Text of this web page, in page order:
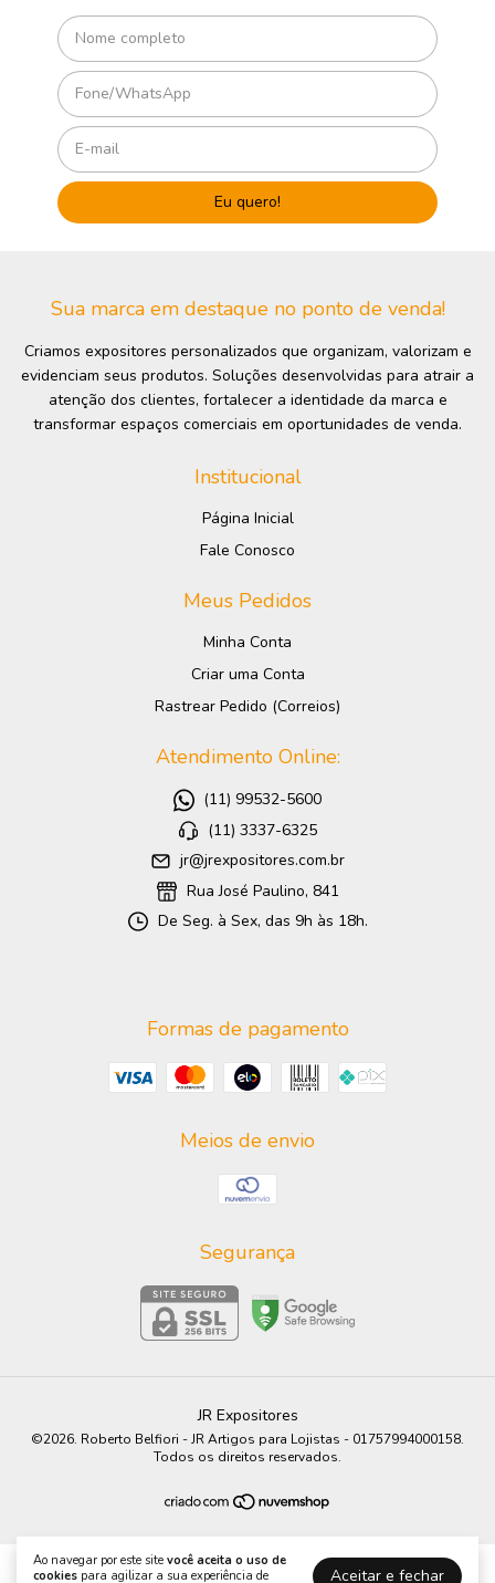
Ao navegar por este site você aceita o uso de
cookies para agilizar a sua experiência de Aceitar e fechar
Sua marca em destaque no ponto de venda!
Criamos expositores personalizados que organizam, valorizam e
evidenciam seus produtos. Soluções desenvolvidas para atrair a
atenção dos clientes, fortalecer a identidade da marca e
transformar espaços comerciais em oportunidades de venda.
Institucional
Página Inicial
Fale Conosco
Meus Pedidos
Minha Conta
Criar uma Conta
Rastrear Pedido (Correios)
Atendimento Online:
(11) 99532-5600
(11) 3337-6325
jr@jrexpositores.com.br
Rua José Paulino, 841
De Seg. à Sex, das 9h às 18h.
Formas de pagamento
Meios de envio
Segurança
JR Expositores
©2026. Roberto Belfiori - JR Artigos para Lojistas - 01757994000158.
Todos os direitos reservados.